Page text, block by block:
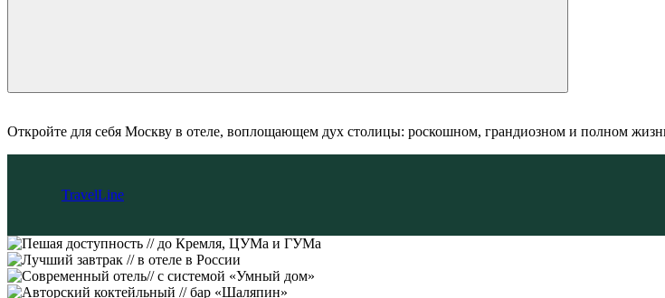
Откройте для себя Москву в отеле, воплощающем дух столицы: роскошном, грандиозном и полном
TravelLine